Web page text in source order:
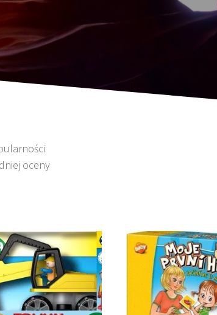
oceny